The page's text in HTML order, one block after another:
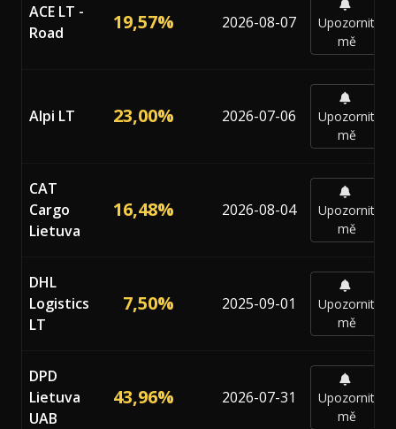
ACE LT -
Road
19,57% 2026-08-07
Upozornit
mě
Alpi LT 23,00% 2026-07-06
Upozornit
mě
CAT
Cargo
Lietuva
16,48% 2026-08-04
Upozornit
mě
DHL
Logistics
LT
7,50% 2025-09-01
Upozornit
mě
DPD
Lietuva
UAB
43,96% 2026-07-31
Upozornit
mě